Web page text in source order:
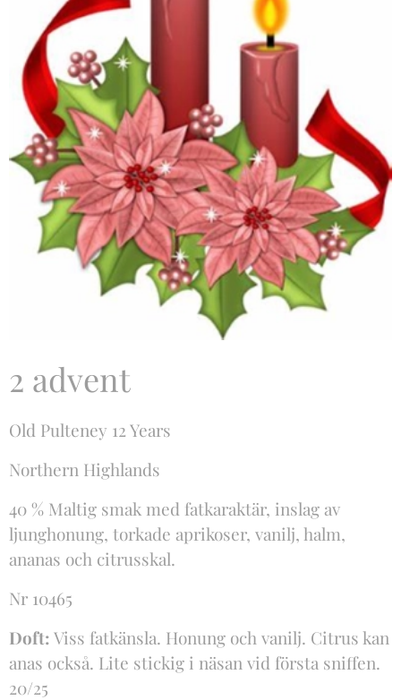
2 advent
Old Pulteney 12 Years
Northern Highlands
40 % Maltig smak med fatkaraktär, inslag av
ljunghonung, torkade aprikoser, vanilj, halm,
ananas och citrusskal.
Nr 10465
Doft:Viss fatkänsla. Honung och vanilj. Citrus kan
anas också. Lite stickig i näsan vid första sniffen.
20/25